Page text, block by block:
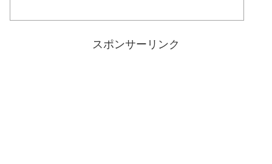
スポンサーリンク